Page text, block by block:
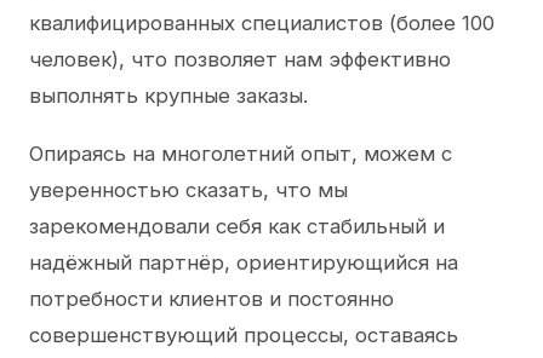
квалифицированных специалистов (более 100
человек), что позволяет нам эффективно
выполнять крупные заказы.
Опираясь на многолетний опыт, можем с
уверенностью сказать, что мы
зарекомендовали себя как стабильный и
надёжный партнёр, ориентирующийся на
потребности клиентов и постоянно
совершенствующий процессы, оставаясь